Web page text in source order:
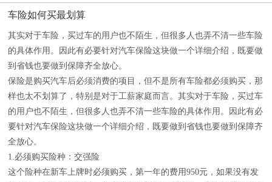
车险如何买最划算
其实对于车险，买过车的用户也不陌生，但很多人也弄不清一些车险
的具体作用。因此有必要针对汽车保险这块做一个详细介绍，既要做
到省钱也要做到保障齐全放心。
保险是购买汽车后必须消费的项目，但不是所有车险都必须购买，那
样也太不划算了，特别是对于工薪家庭而言。其实对于车险，买过车
的用户也不陌生，但很多人也弄不清一些车险的具体作用。因此有必
要针对汽车保险这块做一个详细介绍，既要做到省钱也要做到保障齐
全放心。
1.必须购买险种：交强险
这个险种在新车上牌时必须购买，第一年的费用950元，如果没有发